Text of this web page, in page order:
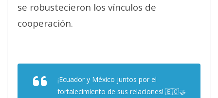
se robustecieron los vínculos de
cooperación.
¡Ecuador y México juntos por el
fortalecimiento de sus relaciones! 🇪🇨🤝